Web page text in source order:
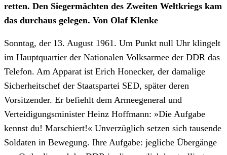
retten. Den Siegermächten des Zweiten Weltkriegs kam
das durchaus gelegen. Von Olaf Klenke
Sonntag, der 13. August 1961. Um Punkt null Uhr klingelt
im Hauptquartier der Nationalen Volksarmee der DDR das
Telefon. Am Apparat ist Erich Honecker, der damalige
Sicherheitschef der Staatspartei SED, später deren
Vorsitzender. Er befiehlt dem Armeegeneral und
Verteidigungsminister Heinz Hoffmann: »Die Aufgabe
kennst du! Marschiert!« Unverzüglich setzen sich tausende
Soldaten in Bewegung. Ihre Aufgabe: jegliche Übergänge